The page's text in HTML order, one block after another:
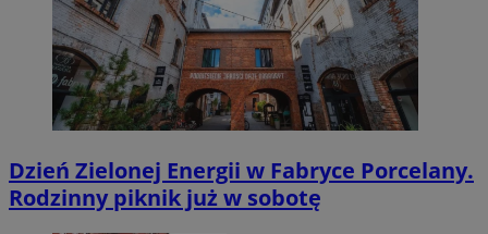
Dzień Zielonej Energii w Fabryce Porcelany.
Rodzinny piknik już w sobotę